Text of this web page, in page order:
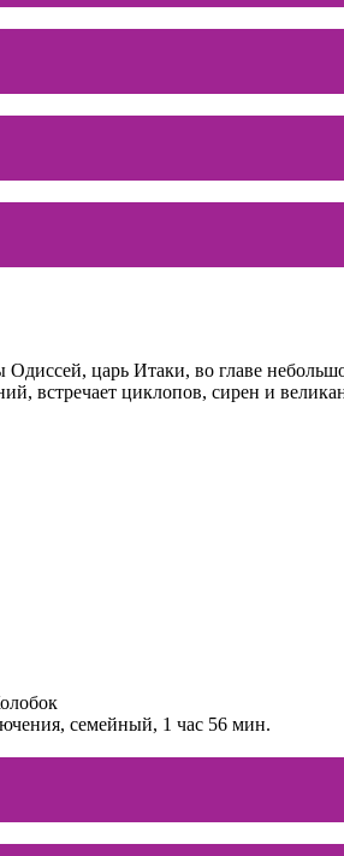
царь Итаки, во главе
встречает циклопов, сирен и
семейный, 1 час 56 мин.